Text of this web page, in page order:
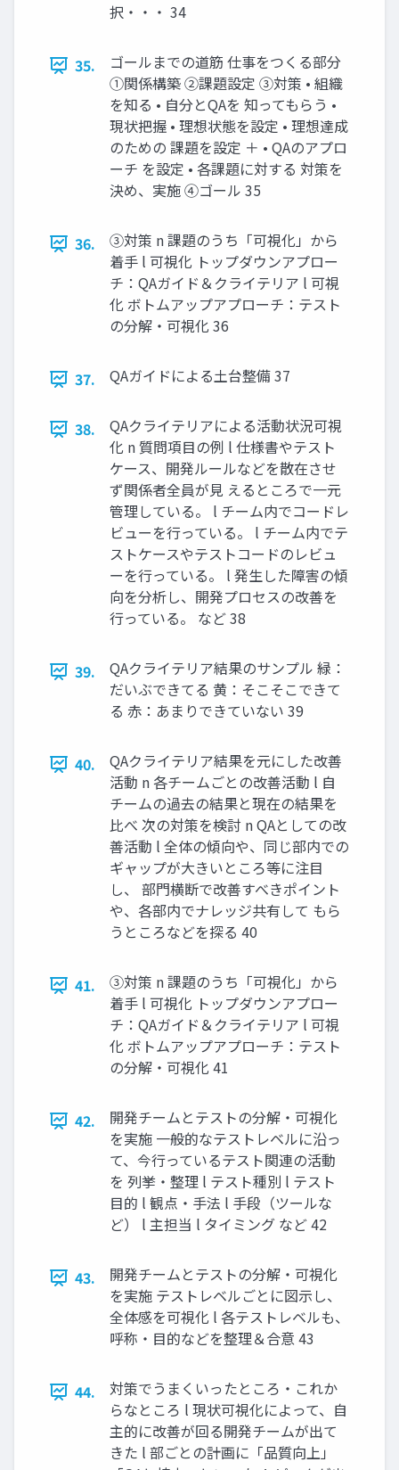
択・・・ 34
35.
ゴールまでの道筋 仕事をつくる部分
①関係構築 ②課題設定 ③対策 • 組織
を知る • 自分とQAを 知ってもらう •
現状把握 • 理想状態を設定 • 理想達成
のための 課題を設定 ＋ • QAのアプロ
ーチ を設定 • 各課題に対する 対策を
決め、実施 ④ゴール 35
36.
③対策 n 課題のうち「可視化」から
着手 l 可視化 トップダウンアプロー
チ：QAガイド＆クライテリア l 可視
化 ボトムアップアプローチ：テスト
の分解・可視化 36
37. QAガイドによる土台整備 37
38.
QAクライテリアによる活動状況可視
化 n 質問項目の例 l 仕様書やテスト
ケース、開発ルールなどを散在させ
ず関係者全員が見 えるところで一元
管理している。 l チーム内でコードレ
ビューを行っている。 l チーム内でテ
ストケースやテストコードのレビュ
ーを行っている。 l 発生した障害の傾
向を分析し、開発プロセスの改善を
行っている。 など 38
39.
QAクライテリア結果のサンプル 緑：
だいぶできてる 黄：そこそこできて
る 赤：あまりできていない 39
40.
QAクライテリア結果を元にした改善
活動 n 各チームごとの改善活動 l 自
チームの過去の結果と現在の結果を
比べ 次の対策を検討 n QAとしての改
善活動 l 全体の傾向や、同じ部内での
ギャップが大きいところ等に注目
し、 部門横断で改善すべきポイント
や、各部内でナレッジ共有して もら
うところなどを探る 40
41.
③対策 n 課題のうち「可視化」から
着手 l 可視化 トップダウンアプロー
チ：QAガイド＆クライテリア l 可視
化 ボトムアップアプローチ：テスト
の分解・可視化 41
42.
開発チームとテストの分解・可視化
を実施 一般的なテストレベルに沿っ
て、今行っているテスト関連の活動
を 列挙・整理 l テスト種別 l テスト
目的 l 観点・手法 l 手段（ツールな
ど） l 主担当 l タイミング など 42
43.
開発チームとテストの分解・可視化
を実施 テストレベルごとに図示し、
全体感を可視化 l 各テストレベルも、
呼称・目的などを整理＆合意 43
44.
対策でうまくいったところ・これか
らなところ l 現状可視化によって、自
主的に改善が回る開発チームが出て
きた l 部ごとの計画に「品質向上」